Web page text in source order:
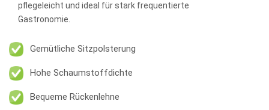
pflegeleicht und ideal für stark frequentierte
Gastronomie.
Gemütliche Sitzpolsterung
Hohe Schaumstoffdichte
Bequeme Rückenlehne